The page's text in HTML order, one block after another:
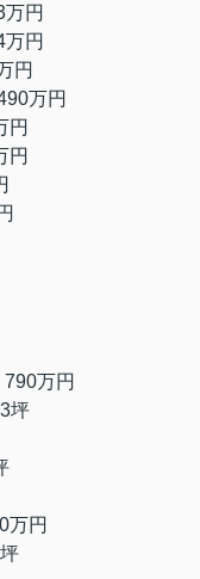
万円
万円
円
万円
円
円
万円
坪
万円